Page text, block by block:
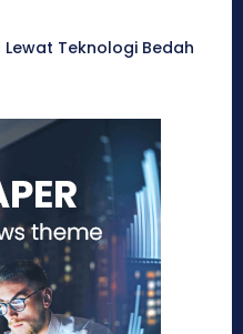
Teknologi Bedah